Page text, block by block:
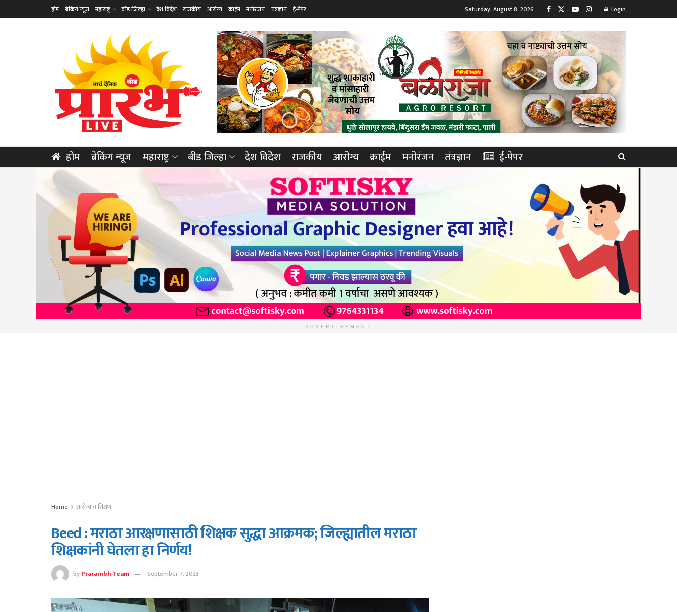
होम ब्रेकिंग न्यूज महाराष्ट्र बीड जिल्हा देश विदेश राजकीय आरोग्य क्राईम मनोरंजन तंत्रज्ञान ई-पेपर Saturday, August 8, 2026 Login
होम ब्रेकिंग न्यूज महाराष्ट्र बीड जिल्हा देश विदेश राजकीय आरोग्य क्राईम मनोरंजन तंत्रज्ञान ई-पेपर
ADVERTISEMENT
Home आरोग्य व शिक्षण
Beed : मराठा आरक्षणासाठी शिक्षक सुद्धा आक्रमक; जिल्ह्यातील मराठा
शिक्षकांनी घेतला हा निर्णय!
byPrarambh Team September 7, 2023